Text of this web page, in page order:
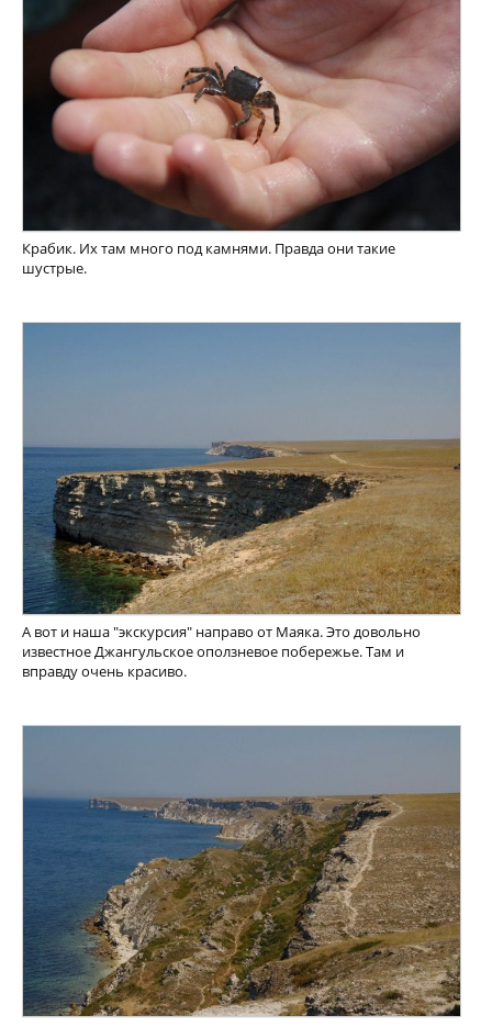
Крабик. Их там много под камнями. Правда они такие
шустрые.
А вот и наша "экскурсия" направо от Маяка. Это довольно
известное Джангульское оползневое побережье. Там и
вправду очень красиво.